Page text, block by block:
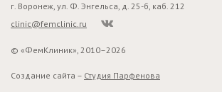
г. Воронеж, ул. Ф. Энгельса, д. 25-б, каб. 212
clinic@femclinic.ru
© «ФемКлиник», 2010–2026
Создание сайта – Студия Парфенова